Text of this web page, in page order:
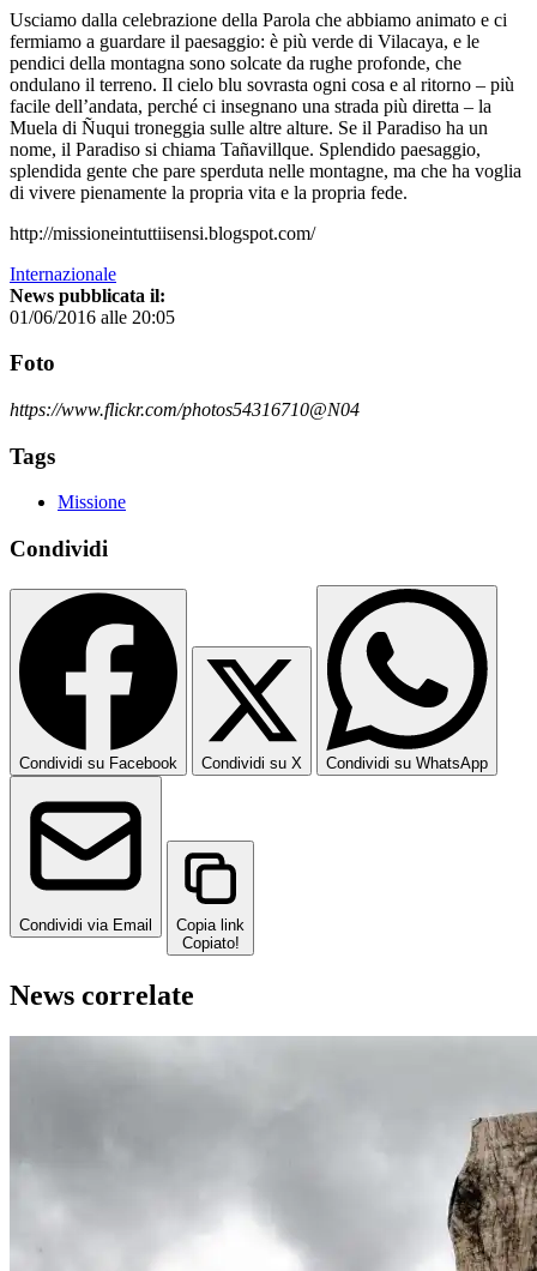
Usciamo dalla celebrazione della Parola che abbiamo animato e ci
fermiamo a guardare il paesaggio: è più verde di Vilacaya, e le
pendici della montagna sono solcate da rughe profonde, che
ondulano il terreno. Il cielo blu sovrasta ogni cosa e al ritorno – più
facile dell’andata, perché ci insegnano una strada più diretta – la
Muela di Ñuqui troneggia sulle altre alture. Se il Paradiso ha un
nome, il Paradiso si chiama Tañavillque. Splendido paesaggio,
splendida gente che pare sperduta nelle montagne, ma che ha voglia
di vivere pienamente la propria vita e la propria fede.
http://missioneintuttiisensi.blogspot.com/
Internazionale
News pubblicata il:
01/06/2016 alle 20:05
Foto
https://www.flickr.com/photos54316710@N04
Tags
Missione
Condividi
Condividi su Facebook Condividi su X Condividi su WhatsApp
Condividi via Email
Copia link
Copiato!
News correlate